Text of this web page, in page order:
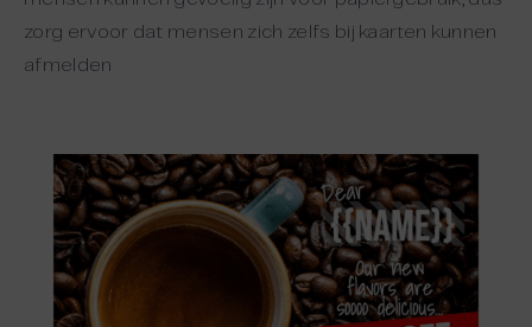
zorg ervoor dat mensen zich zelfs bij kaarten kunnen
afmelden